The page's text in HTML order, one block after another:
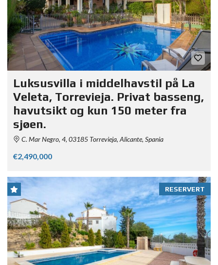
Luksusvilla i middelhavstil på La
Veleta, Torrevieja. Privat basseng,
havutsikt og kun 150 meter fra
sjøen.
C. Mar Negro, 4, 03185 Torrevieja, Alicante, Spania
€2,490,000
RESERVERT